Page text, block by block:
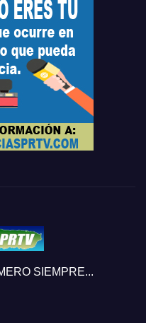
SIEMPRE...